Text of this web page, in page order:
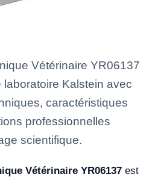
Vétérinaire YR06137
Kalstein avec
caractéristiques
professionnelles
scientifique.
Vétérinaire YR06137 est